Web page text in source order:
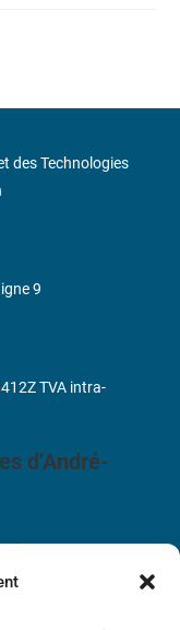
d’André-
des Technologies
9
TVA intra-